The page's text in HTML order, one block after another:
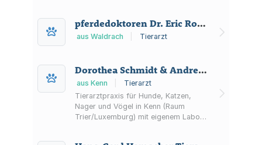
und anderen Bereichen der
Pferdeheilkunde, Betrieb einer
dem Bereich der Pferdemedizin und
alle damit im Zusammenhang
stehenden Tätigkeiten
pferdedoktoren Dr. Eric Rothhaar & Dr. Nina Höhensteiger GbR
aus Waldrach Tierarzt
Dorothea Schmidt & Andrea Stein Tierarztpraxis
aus Kenn
Tierarzt
Tierarztpraxis für Hunde, Katzen,
Nager und Vögel in Kenn (Raum
Trier/Luxemburg) mit eigenem Labor